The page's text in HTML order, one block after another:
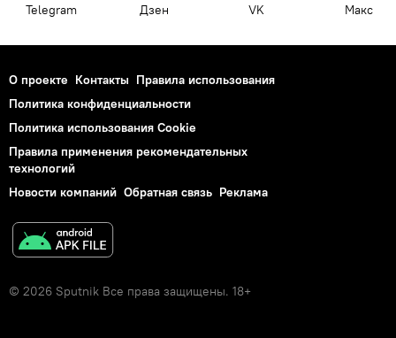
Telegram Дзен VK Макс
О проекте Контакты Правила использования
Политика конфиденциальности
Политика использования Cookie
Правила применения рекомендательных
технологий
Новости компаний Обратная связь Реклама
© 2026 Sputnik Все права защищены. 18+